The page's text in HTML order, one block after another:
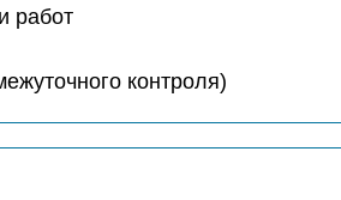
работ
контроля)